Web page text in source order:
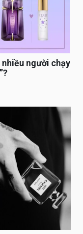
người chạy